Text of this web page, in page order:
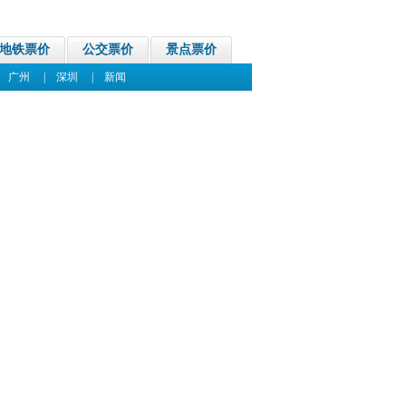
地铁票价 公交票价 景点票价
广州 深圳
新闻